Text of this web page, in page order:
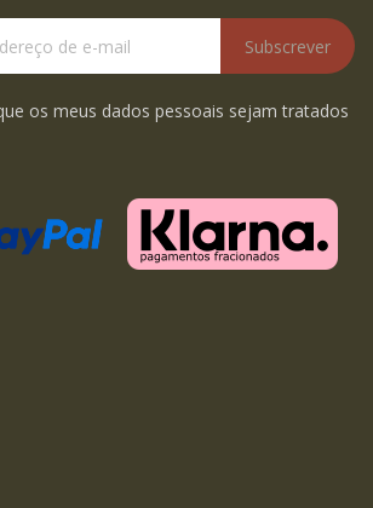
Subscrever
os meus dados pessoais sejam tratados